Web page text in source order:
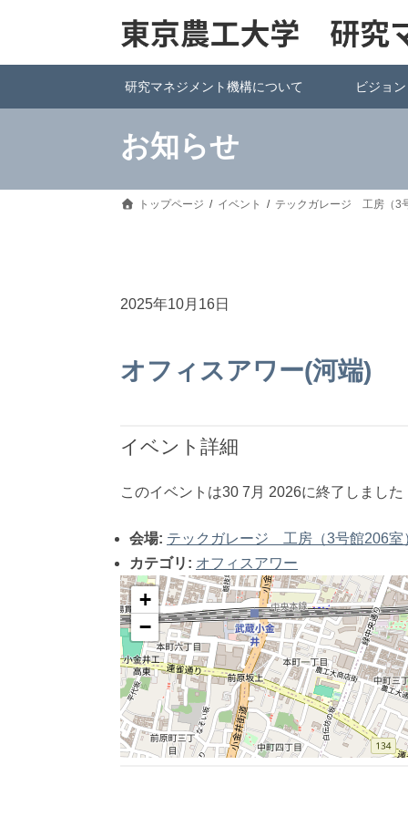
研究マネジメント機構について ビジョン
お知らせ
トップページ イベント テックガレージ 工房（3
2025年10月16日
オフィスアワー(河端)
イベント詳細
このイベントは30 7月 2026に終了しました
会場: テックガレージ 工房（3号館206室
カテゴリ: オフィスアワー
+
−